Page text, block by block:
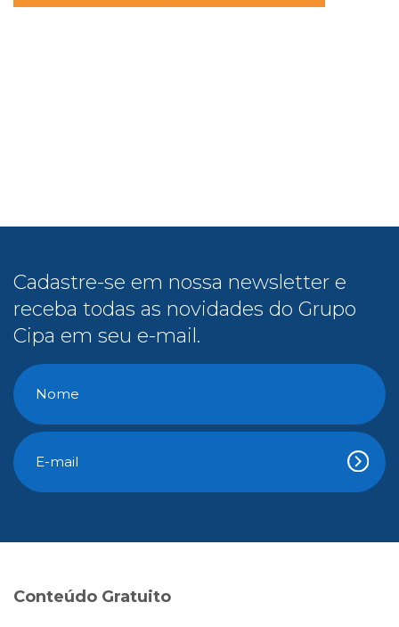
Cadastre-se em nossa newsletter e
receba todas as novidades do Grupo
Cipa em seu e-mail.
Conteúdo Gratuito